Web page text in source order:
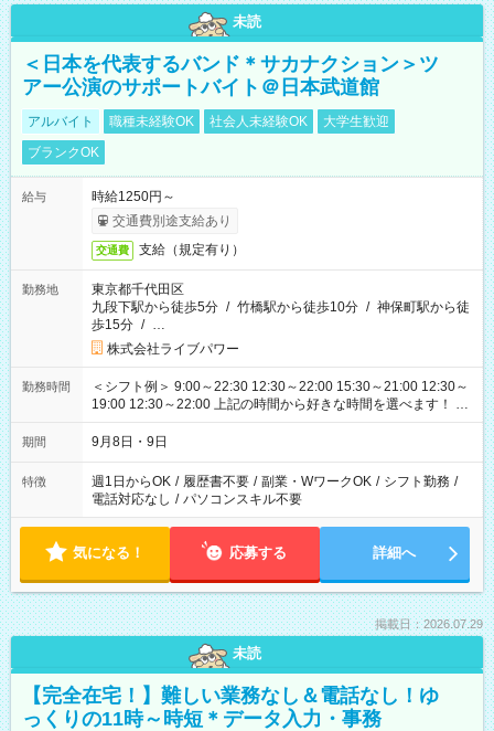
未読
＜日本を代表するバンド＊サカナクション＞ツ
アー公演のサポートバイト＠日本武道館
アルバイト 職種未経験OK 社会人未経験OK
大学生歓迎
ブランクOK
給与
時給1250円～
交通費別途支給あり
交通費 支給（規定有り）
勤務地
東京都千代田区
九段下駅から徒歩5分 / 竹橋駅から徒歩10分 / 神保町駅から徒
歩15分 / …
株式会社ライブパワー
勤務時間
＜シフト例＞ 9:00～22:30 12:30～22:00 15:30～21:00 12:30～
19:00 12:30～22:00 上記の時間から好きな時間を選べます！ ※
時間は変更となる可能性があります
期間 9月8日・9日
特徴 週1日からOK / 履歴書不要 / 副業・WワークOK / シフト勤務 /
電話対応なし / パソコンスキル不要
気になる！ 応募する 詳細へ
掲載日：2026.07.29
未読
【完全在宅！】難しい業務なし＆電話なし！ゆ
っくりの11時～時短＊データ入力・事務